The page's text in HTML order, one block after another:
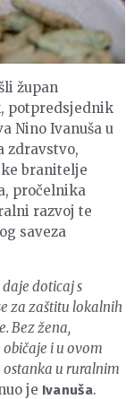
župan
potpredsjednik
Nino Ivanuša u
zdravstvo,
branitelje
pročelnika
razvoj te
saveza
doticaj s
za zaštitu lokalnih
Bez žena,
i u ovom
u ruralnim
je Ivanuša.